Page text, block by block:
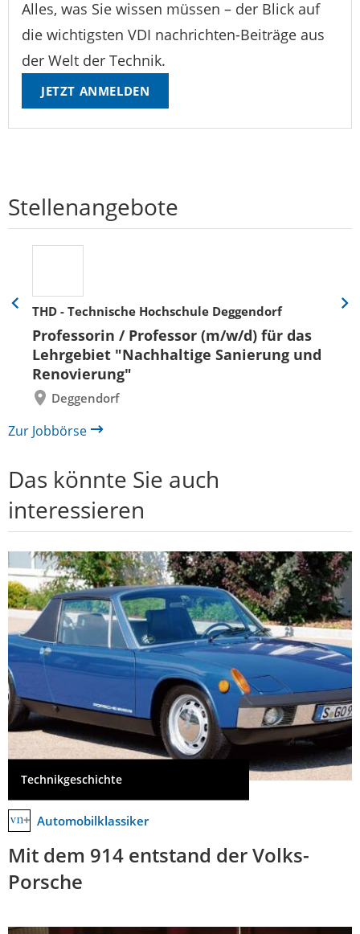
Alles, was Sie wissen müssen – der Blick auf
die wichtigsten VDI nachrichten-Beiträge aus
der Welt der Technik.
JETZT ANMELDEN
Stellenangebote
THD - Technische Hochschule Deggendorf
Professorin / Professor (m/w/d) für das
Lehrgebiet "Nachhaltige Sanierung und
Renovierung"
Deggendorf
Eine
zurück
Eine
Zur Jobbörse
Das könnte Sie auch
interessieren
Technikgeschichte
Automobilklassiker
Mit dem 914 entstand der Volks-
Porsche